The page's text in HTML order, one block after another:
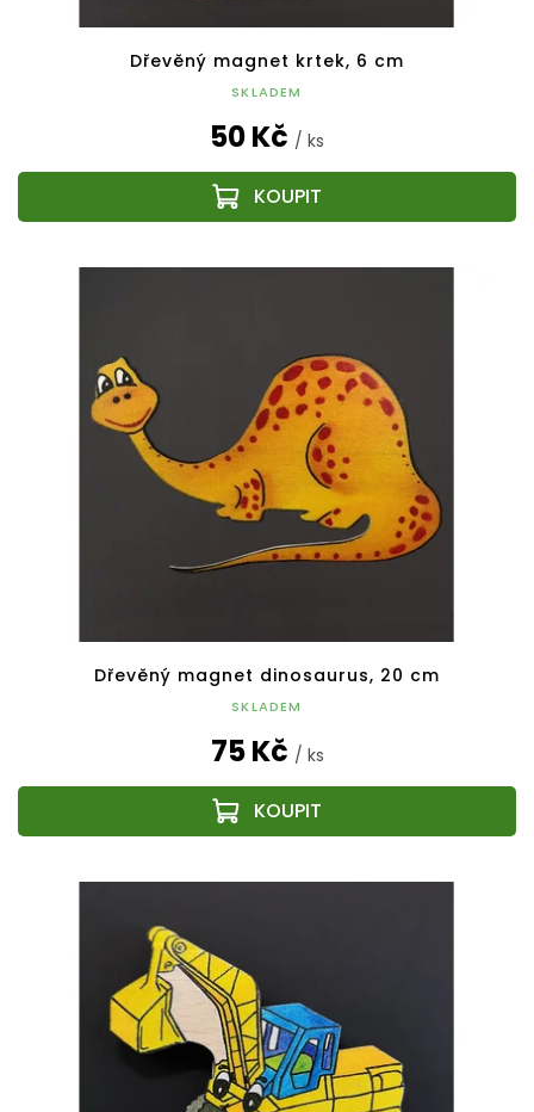
Dřevěný magnet krtek, 6 cm
SKLADEM
50 Kč / ks
Dřevěný magnet dinosaurus, 20 cm
SKLADEM
75 Kč / ks